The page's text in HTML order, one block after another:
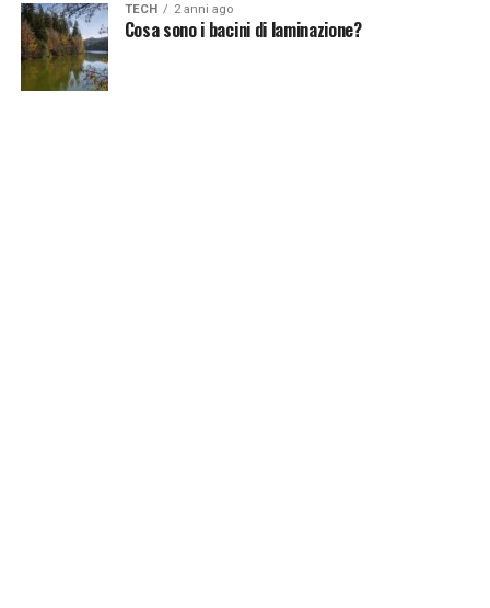
TECH 2 anni ago
Cosa sono i bacini di laminazione?